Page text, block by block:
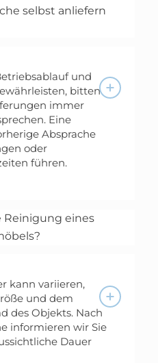
selbst anliefern
und
bitten
immer
Eine
Absprache
oder
führen.
Reinigung eines
kann variieren,
und dem
des Objekts. Nach
informieren wir Sie
Dauer